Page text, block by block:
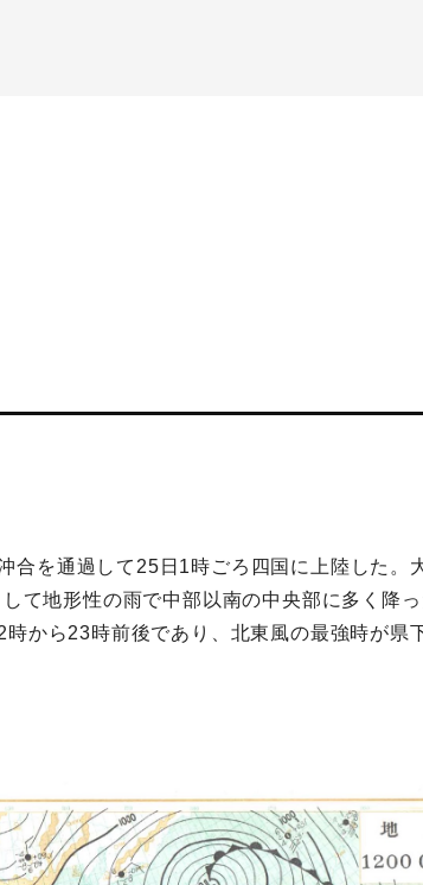
合を通過して25日1時ごろ四国に上陸した。
て地形性の雨で中部以南の中央部に多く降
から23時前後であり、北東風の最強時が県